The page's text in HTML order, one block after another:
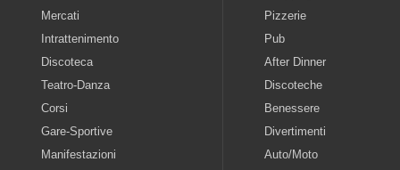
Mercati
Intrattenimento
Discoteca
Teatro-Danza
Corsi
Gare-Sportive
Manifestazioni
Pizzerie
Pub
After Dinner
Discoteche
Benessere
Divertimenti
Auto/Moto